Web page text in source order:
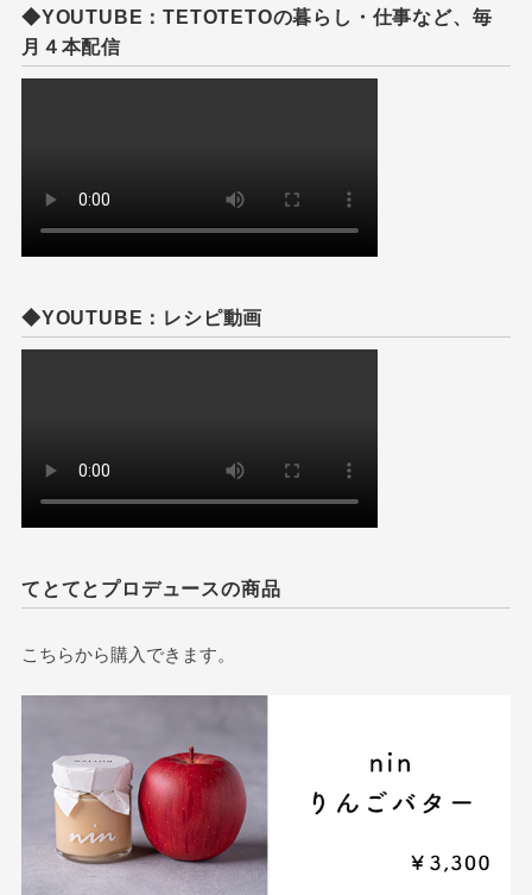
◆YOUTUBE：TETOTETOの暮らし・仕事など、毎
月４本配信
◆YOUTUBE：レシピ動画
てとてとプロデュースの商品
こちらから購入できます。